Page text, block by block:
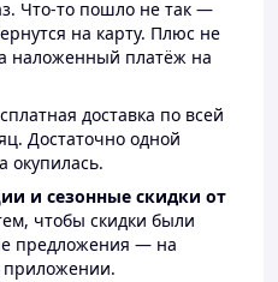
Что-то пошло не так —
на карту. Плюс не
наложенный платёж на
доставка по всей
Достаточно одной
окупилась.
и сезонные скидки от
чтобы скидки были
предложения — на
приложении.